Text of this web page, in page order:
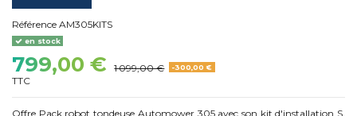
Référence AM305KITS
en stock
799,00 € 1 099,00 € -300,00 €
TTC
Offre Pack robot tondeuse Automower 305 avec son kit d'installation S.